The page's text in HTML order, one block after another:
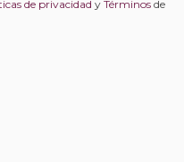
de privacidad y Términos de